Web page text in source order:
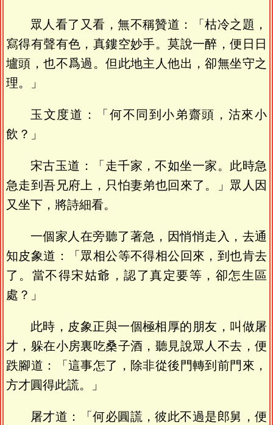
眾人看了又看，無不稱贊道：「枯冷之題，
寫得有聲有色，真鏤空妙手。莫說一醉，便日日
壚頭，也不爲過。但此地主人他出，卻無坐守之
理。」
玉文度道：「何不同到小弟齋頭，沽來小
飲？」
宋古玉道：「走千家，不如坐一家。此時急
急走到吾兄府上，只怕妻弟也回來了。」眾人因
又坐下，將詩細看。
一個家人在旁聽了著急，因悄悄走入，去通
知皮象道：「眾相公等不得相公回來，到也肯去
了。當不得宋姑爺，認了真定要等，卻怎生區
處？」
此時，皮象正與一個極相厚的朋友，叫做屠
才，躲在小房裏吃桑子酒，聽見說眾人不去，便
跌腳道：「這事怎了，除非從後門轉到前門來，
方才圓得此謊。」
屠才道：「何必圓謊，彼此不過是郎舅，便